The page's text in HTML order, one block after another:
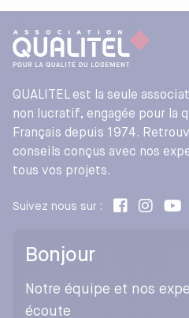
QUALITEL est la seule
non lucratif, engagée pour la
Français depuis 1974.
conseils conçus avec nos
tous vos projets.
Suivez nous sur :
Bonjour
Notre équipe et nos
écoute